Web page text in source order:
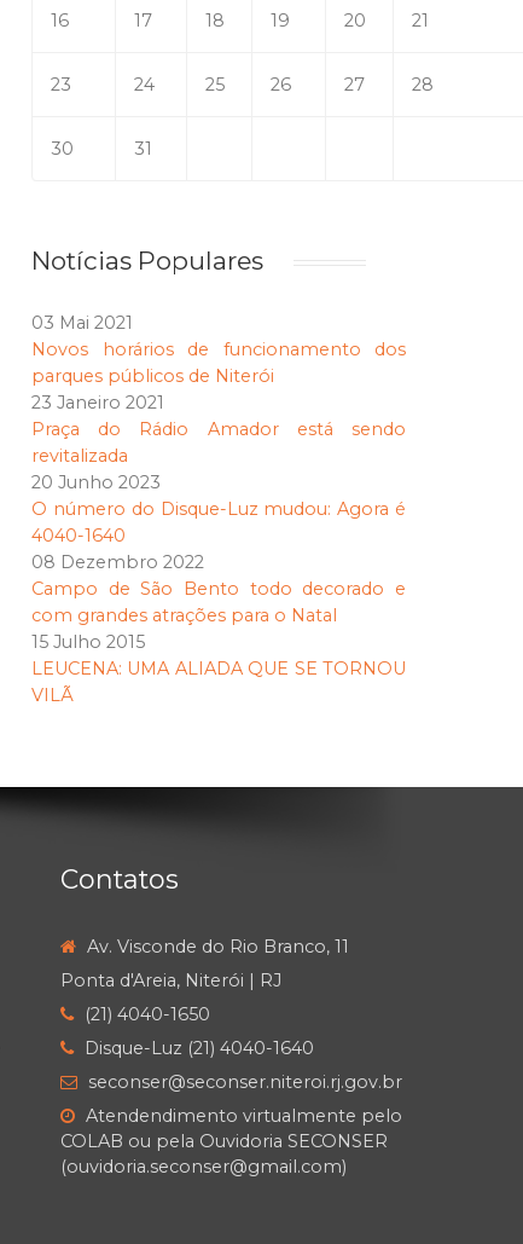
16 17 18 19 20 21
23 24 25 26 27 28
30 31
Notícias Populares
03 Mai 2021
Novos horários de funcionamento dos
parques públicos de Niterói
23 Janeiro 2021
Praça do Rádio Amador está sendo
revitalizada
20 Junho 2023
O número do Disque-Luz mudou: Agora é
4040-1640
08 Dezembro 2022
Campo de São Bento todo decorado e
com grandes atrações para o Natal
15 Julho 2015
LEUCENA: UMA ALIADA QUE SE TORNOU
VILÃ
Contatos
Av. Visconde do Rio Branco, 11
Ponta d'Areia, Niterói | RJ
(21) 4040-1650
Disque-Luz (21) 4040-1640
seconser@seconser.niteroi.rj.gov.br
Atendendimento virtualmente pelo
COLAB ou pela Ouvidoria SECONSER
(ouvidoria.seconser@gmail.com)